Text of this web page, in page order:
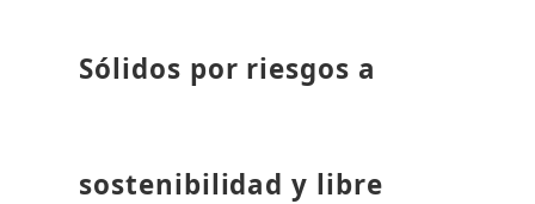
Sólidos por riesgos a
sostenibilidad y libre